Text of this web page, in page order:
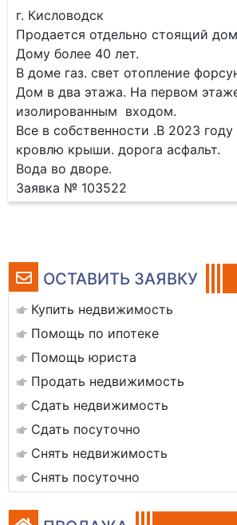
ОСТАВИТЬ ЗАЯВКУ
Купить недвижимость
Помощь по ипотеке
Помощь юриста
Продать недвижимость
Сдать недвижимость
Сдать посуточно
Снять недвижимость
Снять посуточно
г. Кисловодск
Продается отдельно стоящий
Дому более 40 лет.
В доме газ. свет отопление
Дом в два этажа. На первом
изолированным входом.
Все в собственности .В 2023
кровлю крыши. дорога асфальт.
Вода во дворе.
Заявка № 103522